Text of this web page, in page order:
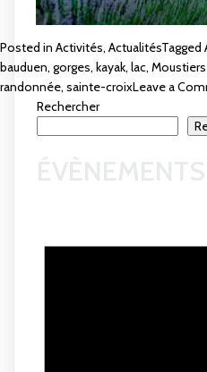
Posted in Activités, ActualitésTagged
bauduen, gorges, kayak, lac,
randonnée, sainte-croixLeave a
Rechercher